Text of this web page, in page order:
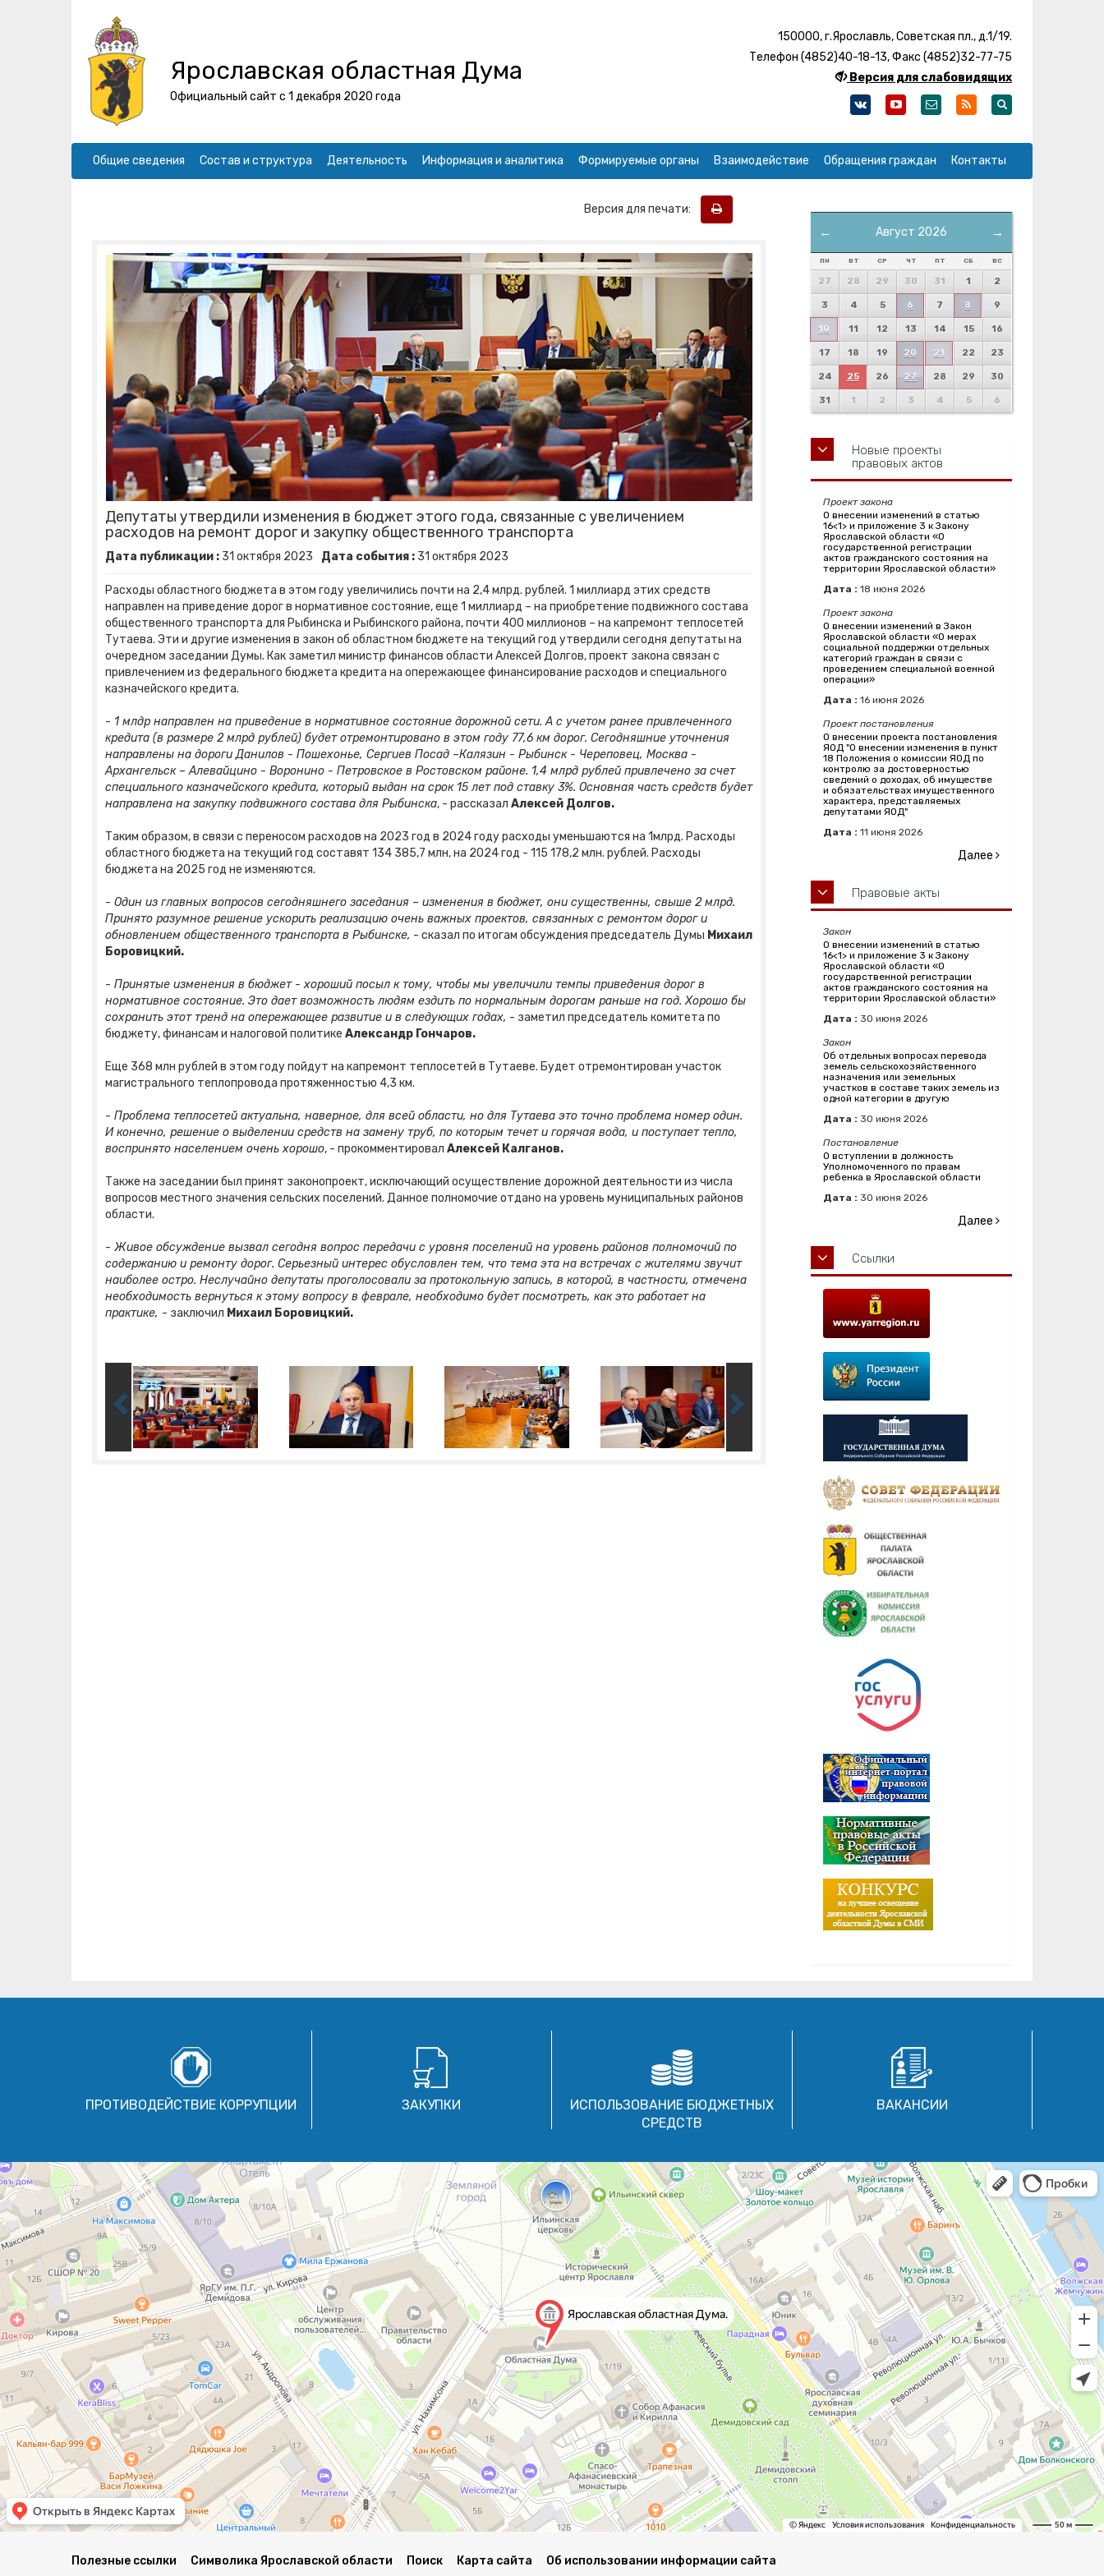
Ярославская областная Дума
Официальный сайт с 1 декабря 2020 года
150000, г.Ярославль, Советская пл., д.1/19.
Телефон (4852)40-18-13, Факс (4852)32-77-75
Версия для слабовидящих
Общие сведения Состав и структура Деятельность Информация и аналитика Формируемые органы Взаимодействие Обращения граждан Контакты
Версия для печати:
Депутаты утвердили изменения в бюджет этого года, связанные с увеличением
расходов на ремонт дорог и закупку общественного транспорта
Дата публикации : 31 октября 2023 Дата события : 31 октября 2023
Расходы областного бюджета в этом году увеличились почти на 2,4 млрд. рублей. 1 миллиард этих средств
направлен на приведение дорог в нормативное состояние, еще 1 миллиард – на приобретение подвижного состава
общественного транспорта для Рыбинска и Рыбинского района, почти 400 миллионов – на капремонт теплосетей
Тутаева. Эти и другие изменения в закон об областном бюджете на текущий год утвердили сегодня депутаты на
очередном заседании Думы. Как заметил министр финансов области Алексей Долгов, проект закона связан с
привлечением из федерального бюджета кредита на опережающее финансирование расходов и специального
казначейского кредита.
- 1 млдр направлен на приведение в нормативное состояние дорожной сети. А с учетом ранее привлеченного
кредита (в размере 2 млрд рублей) будет отремонтировано в этом году 77,6 км дорог. Сегодняшние уточнения
направлены на дороги Данилов - Пошехонье, Сергиев Посад –Калязин - Рыбинск - Череповец, Москва -
Архангельск – Алевайцино - Воронино - Петровское в Ростовском районе. 1,4 млрд рублей привлечено за счет
специального казначейского кредита, который выдан на срок 15 лет под ставку 3%. Основная часть средств будет
направлена на закупку подвижного состава для Рыбинска, - рассказал Алексей Долгов.
Таким образом, в связи с переносом расходов на 2023 год в 2024 году расходы уменьшаются на 1млрд. Расходы
областного бюджета на текущий год составят 134 385,7 млн, на 2024 год - 115 178,2 млн. рублей. Расходы
бюджета на 2025 год не изменяются.
- Один из главных вопросов сегодняшнего заседания – изменения в бюджет, они существенны, свыше 2 млрд.
Принято разумное решение ускорить реализацию очень важных проектов, связанных с ремонтом дорог и
обновлением общественного транспорта в Рыбинске, - сказал по итогам обсуждения председатель Думы Михаил
Боровицкий.
- Принятые изменения в бюджет - хороший посыл к тому, чтобы мы увеличили темпы приведения дорог в
нормативное состояние. Это дает возможность людям ездить по нормальным дорогам раньше на год. Хорошо бы
сохранить этот тренд на опережающее развитие и в следующих годах, - заметил председатель комитета по
бюджету, финансам и налоговой политике Александр Гончаров.
Еще 368 млн рублей в этом году пойдут на капремонт теплосетей в Тутаеве. Будет отремонтирован участок
магистрального теплопровода протяженностью 4,3 км.
- Проблема теплосетей актуальна, наверное, для всей области, но для Тутаева это точно проблема номер один.
И конечно, решение о выделении средств на замену труб, по которым течет и горячая вода, и поступает тепло,
воспринято населением очень хорошо, - прокомментировал Алексей Калганов.
Также на заседании был принят законопроект, исключающий осуществление дорожной деятельности из числа
вопросов местного значения сельских поселений. Данное полномочие отдано на уровень муниципальных районов
области.
- Живое обсуждение вызвал сегодня вопрос передачи с уровня поселений на уровень районов полномочий по
содержанию и ремонту дорог. Серьезный интерес обусловлен тем, что тема эта на встречах с жителями звучит
наиболее остро. Неслучайно депутаты проголосовали за протокольную запись, в которой, в частности, отмечена
необходимость вернуться к этому вопросу в феврале, необходимо будет посмотреть, как это работает на
практике, - заключил Михаил Боровицкий.
← →
Август 2026
ПН ВТ СР ЧТ ПТ СБ ВС
27 28 29 30 31 1 2
3 4 5 6 7 8 9
10 11 12 13 14 15 16
17 18 19 20 21 22 23
24 25 26 27 28 29 30
31 1 2 3 4 5 6
Новые проекты
правовых актов
Проект закона
О внесении изменений в статью
16<1> и приложение 3 к Закону
Ярославской области «О
государственной регистрации
актов гражданского состояния на
территории Ярославской области»
Дата : 18 июня 2026
Проект закона
О внесении изменений в Закон
Ярославской области «О мерах
социальной поддержки отдельных
категорий граждан в связи с
проведением специальной военной
операции»
Дата : 16 июня 2026
Проект постановления
О внесении проекта постановления
ЯОД "О внесении изменения в пункт
18 Положения о комиссии ЯОД по
контролю за достоверностью
сведений о доходах, об имуществе
и обязательствах имущественного
характера, представляемых
депутатами ЯОД"
Дата : 11 июня 2026
Далее
Правовые акты
Закон
О внесении изменений в статью
16<1> и приложение 3 к Закону
Ярославской области «О
государственной регистрации
актов гражданского состояния на
территории Ярославской области»
Дата : 30 июня 2026
Закон
Об отдельных вопросах перевода
земель сельскохозяйственного
назначения или земельных
участков в составе таких земель из
одной категории в другую
Дата : 30 июня 2026
Постановление
О вступлении в должность
Уполномоченного по правам
ребенка в Ярославской области
Дата : 30 июня 2026
Далее
Ссылки
ПРОТИВОДЕЙСТВИЕ КОРРУПЦИИ ЗАКУПКИ
ИСПОЛЬЗОВАНИЕ БЮДЖЕТНЫХ
СРЕДСТВ
ВАКАНСИИ
Полезные ссылки Символика Ярославской области Поиск Карта сайта Об использовании информации сайта